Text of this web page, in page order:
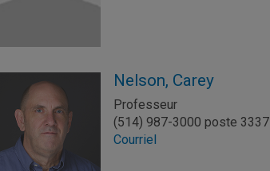
Nelson, Carey
Professeur
(514) 987-3000 poste 3337
Courriel